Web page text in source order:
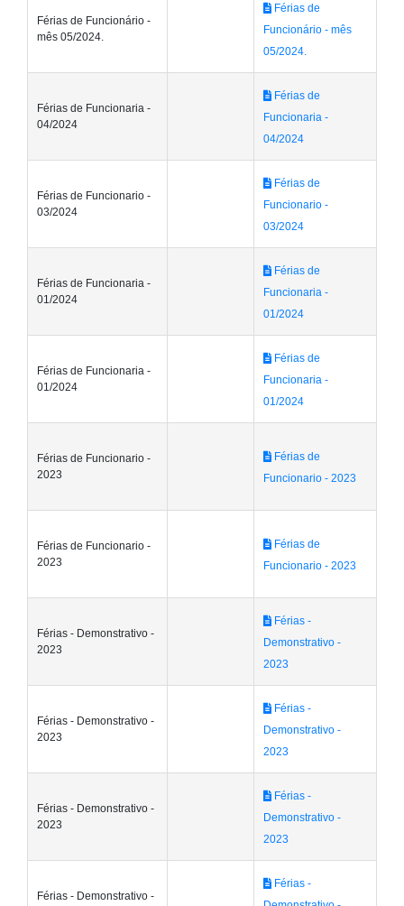
Férias de Funcionário -
mês 05/2024.
Férias de
Funcionário - mês
05/2024.
Férias de Funcionaria -
04/2024
Férias de
Funcionaria -
04/2024
Férias de Funcionario -
03/2024
Férias de
Funcionario -
03/2024
Férias de Funcionaria -
01/2024
Férias de
Funcionaria -
01/2024
Férias de Funcionaria -
01/2024
Férias de
Funcionaria -
01/2024
Férias de Funcionario -
2023
Férias de
Funcionario - 2023
Férias de Funcionario -
2023
Férias de
Funcionario - 2023
Férias - Demonstrativo -
2023
Férias -
Demonstrativo -
2023
Férias - Demonstrativo -
2023
Férias -
Demonstrativo -
2023
Férias - Demonstrativo -
2023
Férias -
Demonstrativo -
2023
Férias - Demonstrativo -
Férias -